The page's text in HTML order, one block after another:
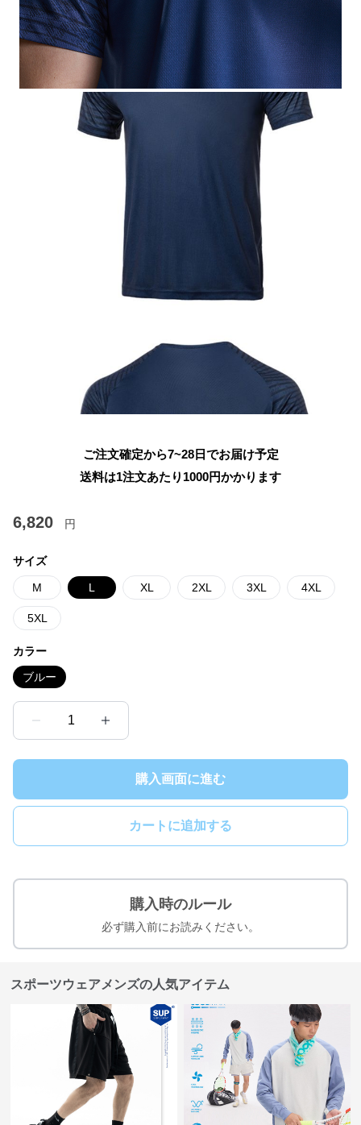
ご注文確定から7~28日でお届け予定
送料は1注文あたり 1000円かかります
6,820 円
サイズ
M L XL 2XL 3XL 4XL
5XL
カラー
ブルー
1
購入画面に進む
カートに追加する
購入時のルール
必ず購入前にお読みください。
スポーツウェアメンズの人気アイテム